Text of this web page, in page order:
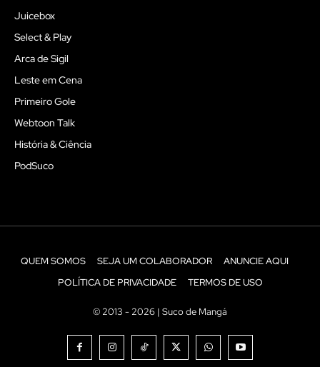
Juicebox
Select & Play
Arca de Sigil
Leste em Cena
Primeiro Gole
Webtoon Talk
História & Ciência
PodSuco
QUEM SOMOS SEJA UM COLABORADOR
ANUNCIE AQUI
POLÍTICA DE PRIVACIDADE
TERMOS DE USO
© 2013 - 2026 | Suco de Mangá